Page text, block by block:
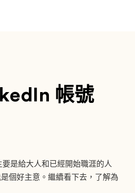
帳號
是給大人和已經開始職涯的人
個好主意。繼續看下去，了解為